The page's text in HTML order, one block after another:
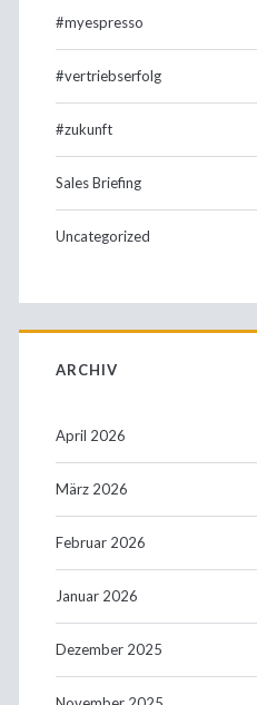
#myespresso
#vertriebserfolg
#zukunft
Sales Briefing
Uncategorized
ARCHIV
April 2026
März 2026
Februar 2026
Januar 2026
Dezember 2025